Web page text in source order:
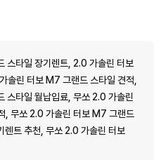
스타일 장기렌트, 2.0 가솔린 터보
솔린 터보 M7 그랜드 스타일 견적,
스타일 월납입료, 무쏘 2.0 가솔린
, 무쏘 2.0 가솔린 터보 M7 그랜드
렌트 추천, 무쏘 2.0 가솔린 터보